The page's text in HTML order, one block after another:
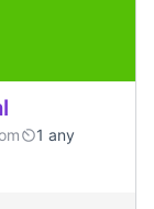
1 any